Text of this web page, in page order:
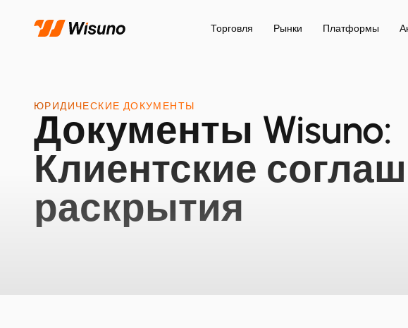
Торговля Рынки Платформы
ЮРИДИЧЕСКИЕ ДОКУМЕНТЫ
Документы Wisuno:
Клиентские
раскрытия